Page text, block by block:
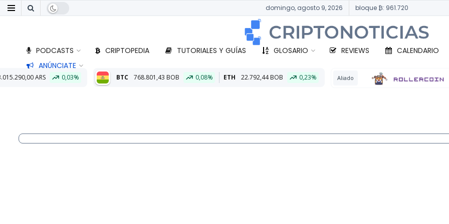
domingo, agosto 9, 2026 bloque ₿: 961.720
PODCASTS CRIPTOPEDIA TUTORIALES Y GUÍAS GLOSARIO REVIEWS CALENDARIO
ANÚNCIATE
0,03% BTC 768.801,43 BOB 0,08% ETH 22.792,44 BOB 0,23% Aliado BTC